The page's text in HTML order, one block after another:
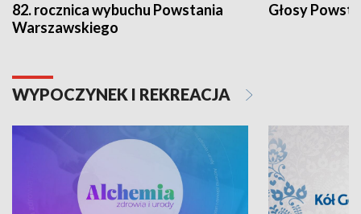
82. rocznica wybuchu Powstania
Warszawskiego
Głosy
WYPOCZYNEK I REKREACJA